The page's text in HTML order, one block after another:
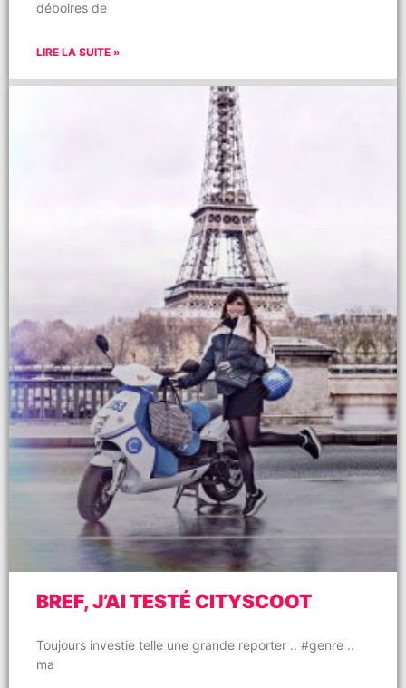
déboires de
LIRE LA SUITE »
BREF, J’AI TESTÉ CITYSCOOT
Toujours investie telle une grande reporter .. #genre ..
ma